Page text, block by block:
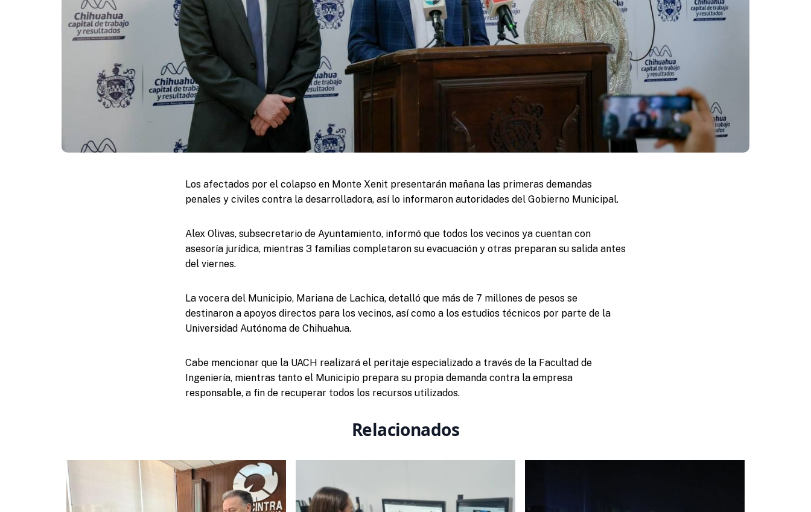
Los afectados por el colapso en Monte Xenit presentarán mañana las primeras demandas
penales y civiles contra la desarrolladora, así lo informaron autoridades del Gobierno Municipal.
Alex Olivas, subsecretario de Ayuntamiento, informó que todos los vecinos ya cuentan con
asesoría jurídica, mientras 3 familias completaron su evacuación y otras preparan su salida antes
del viernes.
La vocera del Municipio, Mariana de Lachica, detalló que más de 7 millones de pesos se
destinaron a apoyos directos para los vecinos, así como a los estudios técnicos por parte de la
Universidad Autónoma de Chihuahua.
Cabe mencionar que la UACH realizará el peritaje especializado a través de la Facultad de
Ingeniería, mientras tanto el Municipio prepara su propia demanda contra la empresa
responsable, a fin de recuperar todos los recursos utilizados.
Relacionados